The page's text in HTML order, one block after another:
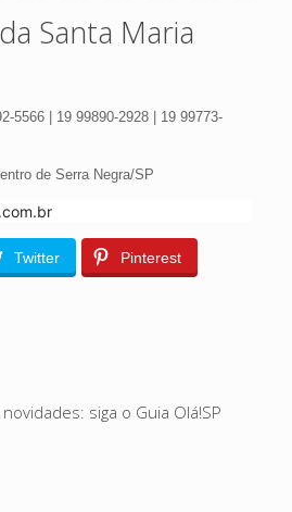
Santa Maria
5566 | 19 99890-2928 | 19 99773-
de Serra Negra/SP
Twitter Pinterest
siga o Guia Olá!SP